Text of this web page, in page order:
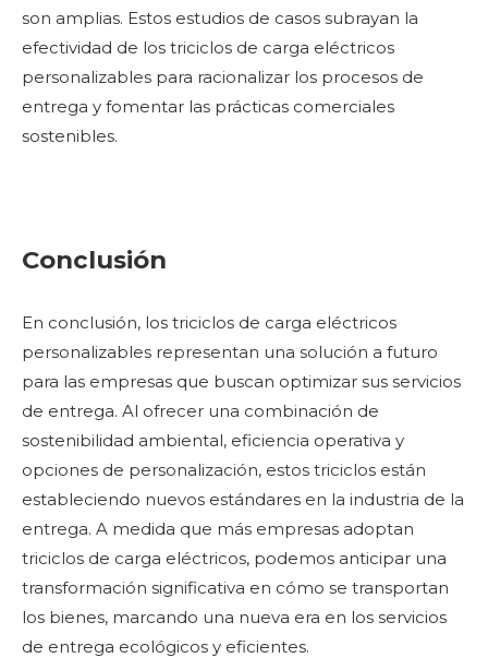
son amplias. Estos estudios de casos subrayan la
efectividad de los triciclos de carga eléctricos
personalizables para racionalizar los procesos de
entrega y fomentar las prácticas comerciales
sostenibles.
Conclusión
En conclusión, los triciclos de carga eléctricos
personalizables representan una solución a futuro
para las empresas que buscan optimizar sus servicios
de entrega. Al ofrecer una combinación de
sostenibilidad ambiental, eficiencia operativa y
opciones de personalización, estos triciclos están
estableciendo nuevos estándares en la industria de la
entrega. A medida que más empresas adoptan
triciclos de carga eléctricos, podemos anticipar una
transformación significativa en cómo se transportan
los bienes, marcando una nueva era en los servicios
de entrega ecológicos y eficientes.